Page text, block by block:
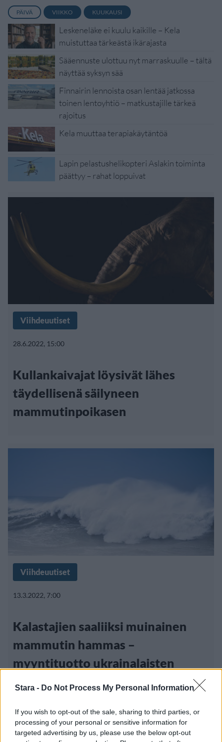
Stara - Do Not Process My Personal Information
If you wish to opt-out of the sale, sharing to third parties, or
processing of your personal or sensitive information for
targeted advertising by us, please use the below opt-out
PÄIVÄ VIIKKO KUUKAUSI
Leskeneläke ei kuulu kaikille – Kela
muistuttaa tärkeästä ikärajasta
Sääennuste ulottuu nyt marraskuulle – tältä
näyttää syksyn sää
Finnairin lennoista osan lentää jatkossa
toinen lentoyhtiö – matkustajille tärkeä
rajoitus
Kela muuttaa terapiakäytäntöä
Lapin pelastushelikopteri Aslakin toiminta
päättyy – rahat loppuivat
Viihdeuutiset
28.6.2022, 15:00
Kullankaivajat löysivät lähes
täydellisenä säilyneen
mammutinpoikasen
Viihdeuutiset
13.3.2022, 7:00
Kalastajien saaliiksi muinainen
mammutin hammas –
myyntituotto ukrainalaisten
hyväksi